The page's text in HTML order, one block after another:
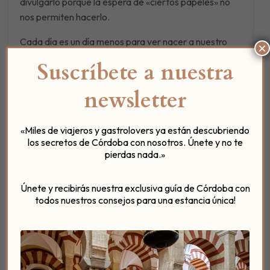
nos permiten hacerlo.
Cada día es un día menos para ver nacer a nuestro
…. ¡ Venga ! Ya queda menos para disfrutar delPatio
!!!!
seguidores….
pd: si quieres leer nuestros consejos para visitar
Córdoba… síguenos en nuestroFacebook
Te damos la bienvenida porque cada año para
nosotros significa alcanzar nuevos objetivos y hacer
Suscríbete a nuestra
newsletter
«Miles de viajeros y gastrolovers ya están descubriendo
los secretos de Córdoba con nosotros. Únete y no te
pierdas nada.»
Únete y recibirás nuestra exclusiva guía de Córdoba con
todos nuestros consejos para una estancia única!
×